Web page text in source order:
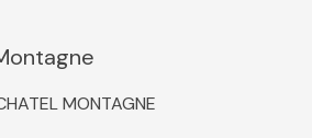
MONTAGNE